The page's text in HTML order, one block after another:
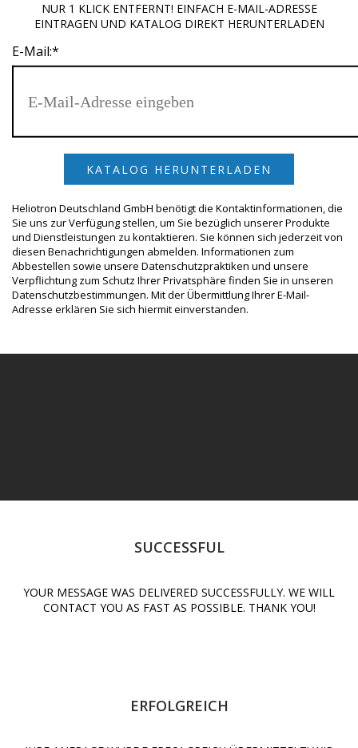
Beginnen Sie mit der Eingabe und drücken Sie Enter, um zu
NUR 1 KLICK ENTFERNT! EINFACH E-MAIL-ADRESSE
EINTRAGEN UND KATALOG DIREKT HERUNTERLADEN
E-Mail:*
Heliotron Deutschland GmbH benötigt die Kontaktinformationen, die
Sie uns zur Verfügung stellen, um Sie bezüglich unserer Produkte
und Dienstleistungen zu kontaktieren. Sie können sich jederzeit von
diesen Benachrichtigungen abmelden. Informationen zum
Abbestellen sowie unsere Datenschutzpraktiken und unsere
Verpflichtung zum Schutz Ihrer Privatsphäre finden Sie in unseren
Datenschutzbestimmungen. Mit der Übermittlung Ihrer E-Mail-
Adresse erklären Sie sich hiermit einverstanden.
SUCCESSFUL
YOUR MESSAGE WAS DELIVERED SUCCESSFULLY. WE WILL
CONTACT YOU AS FAST AS POSSIBLE. THANK YOU!
ERFOLGREICH